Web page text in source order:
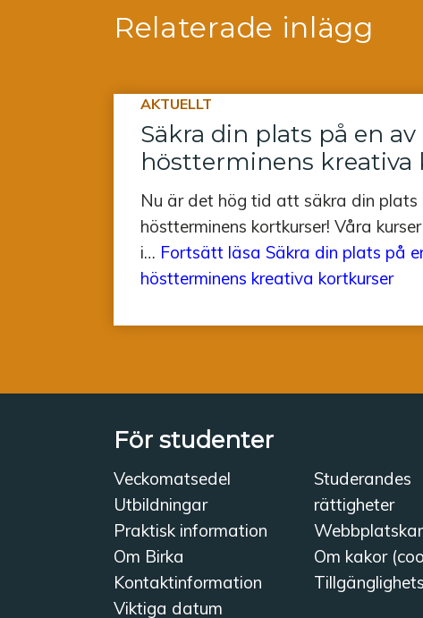
Relaterade inlägg
AKTUELLT
Säkra din plats på en av
höstterminens kreativa
Nu är det hög tid att säkra din
höstterminens kortkurser! Våra
i… Fortsätt läsa Säkra din plats på
höstterminens kreativa kortkurser
För studenter
Veckomatsedel
Utbildningar
Praktisk information
Om Birka
Kontaktinformation
Viktiga datum
Studerandes
rättigheter
Om kakor